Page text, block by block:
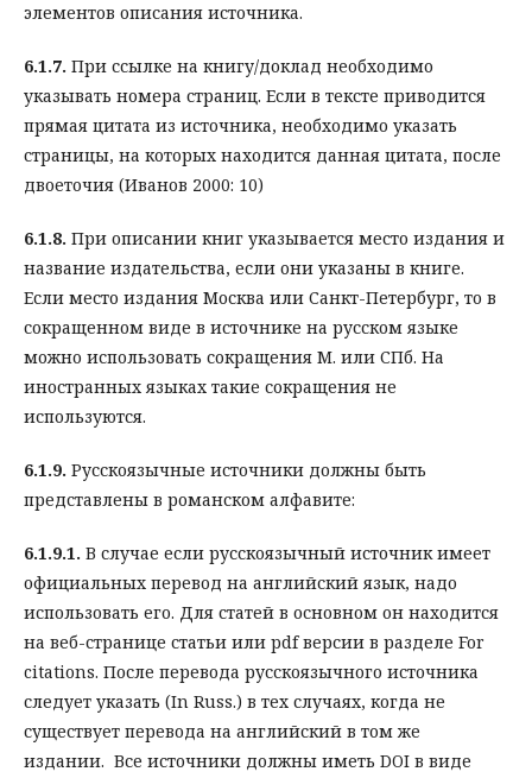
элементов описания источника.
6.1.7. При ссылке на книгу/доклад необходимо
указывать номера страниц. Если в тексте приводится
прямая цитата из источника, необходимо указать
страницы, на которых находится данная цитата, после
двоеточия (Иванов 2000: 10)
6.1.8. При описании книг указывается место издания и
название издательства, если они указаны в книге.
Если место издания Москва или Санкт-Петербург, то в
сокращенном виде в источнике на русском языке
можно использовать сокращения М. или СПб. На
иностранных языках такие сокращения не
используются.
6.1.9. Русскоязычные источники должны быть
представлены в романском алфавите:
6.1.9.1. В случае если русскоязычный источник имеет
официальных перевод на английский язык, надо
использовать его. Для статей в основном он находится
на веб-странице статьи или pdf версии в разделе For
citations. После перевода русскоязычного источника
следует указать (In Russ.) в тех случаях, когда не
существует перевода на английский в том же
издании. Все источники должны иметь DOI в виде